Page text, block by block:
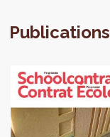
Publications